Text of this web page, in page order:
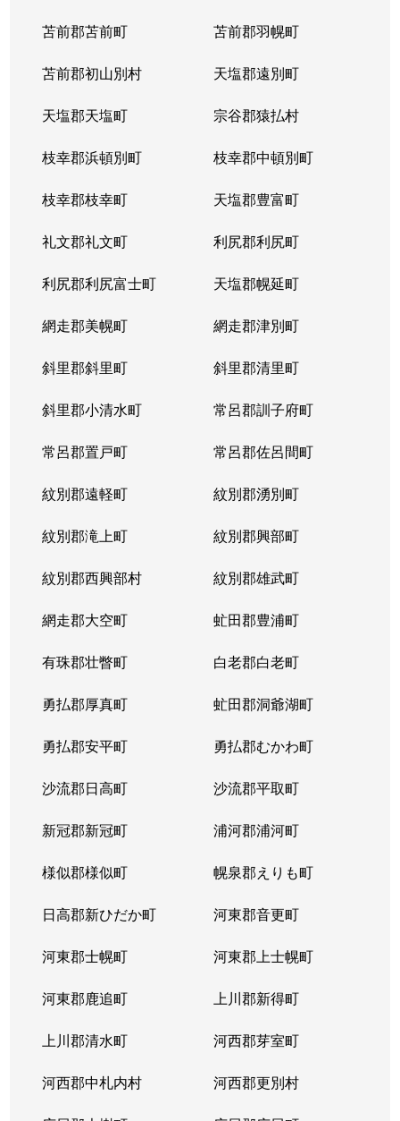
苫前郡苫前町 苫前郡羽幌町
苫前郡初山別村 天塩郡遠別町
天塩郡天塩町 宗谷郡猿払村
枝幸郡浜頓別町 枝幸郡中頓別町
枝幸郡枝幸町 天塩郡豊富町
礼文郡礼文町 利尻郡利尻町
利尻郡利尻富士町 天塩郡幌延町
網走郡美幌町 網走郡津別町
斜里郡斜里町 斜里郡清里町
斜里郡小清水町 常呂郡訓子府町
常呂郡置戸町 常呂郡佐呂間町
紋別郡遠軽町 紋別郡湧別町
紋別郡滝上町 紋別郡興部町
紋別郡西興部村 紋別郡雄武町
網走郡大空町 虻田郡豊浦町
有珠郡壮瞥町 白老郡白老町
勇払郡厚真町 虻田郡洞爺湖町
勇払郡安平町 勇払郡むかわ町
沙流郡日高町 沙流郡平取町
新冠郡新冠町 浦河郡浦河町
様似郡様似町 幌泉郡えりも町
日高郡新ひだか町 河東郡音更町
河東郡士幌町 河東郡上士幌町
河東郡鹿追町 上川郡新得町
上川郡清水町 河西郡芽室町
河西郡中札内村 河西郡更別村